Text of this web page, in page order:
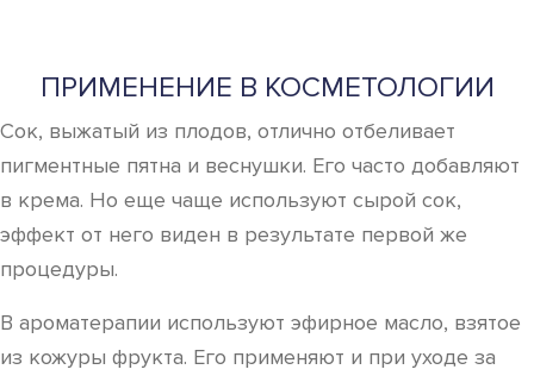
ПРИМЕНЕНИЕ В КОСМЕТОЛОГИИ
Сок, выжатый из плодов, отлично отбеливает
пигментные пятна и веснушки. Его часто добавляют
в крема. Но еще чаще используют сырой сок,
эффект от него виден в результате первой же
процедуры.
В ароматерапии используют эфирное масло, взятое
из кожуры фрукта. Его применяют и при уходе за